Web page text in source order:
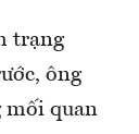
trạng
ông
mối quan